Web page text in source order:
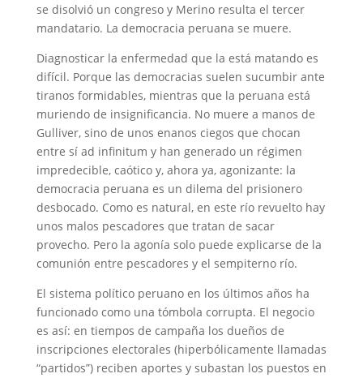
se disolvió un congreso y Merino resulta el tercer
mandatario. La democracia peruana se muere.
Diagnosticar la enfermedad que la está matando es
difícil. Porque las democracias suelen sucumbir ante
tiranos formidables, mientras que la peruana está
muriendo de insignificancia. No muere a manos de
Gulliver, sino de unos enanos ciegos que chocan
entre sí ad infinitum y han generado un régimen
impredecible, caótico y, ahora ya, agonizante: la
democracia peruana es un dilema del prisionero
desbocado. Como es natural, en este río revuelto hay
unos malos pescadores que tratan de sacar
provecho. Pero la agonía solo puede explicarse de la
comunión entre pescadores y el sempiterno río.
El sistema político peruano en los últimos años ha
funcionado como una tómbola corrupta. El negocio
es así: en tiempos de campaña los dueños de
inscripciones electorales (hiperbólicamente llamadas
“partidos”) reciben aportes y subastan los puestos en